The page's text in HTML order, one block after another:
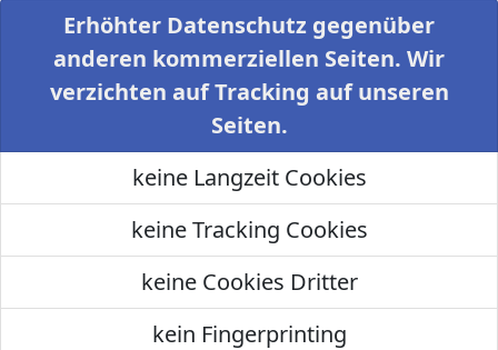
Erhöhter Datenschutz gegenüber
anderen kommerziellen Seiten. Wir
verzichten auf Tracking auf unseren
Seiten.
keine Langzeit Cookies
keine Tracking Cookies
keine Cookies Dritter
kein Fingerprinting